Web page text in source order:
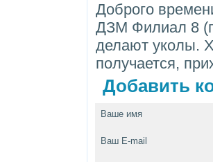
Доброго
ДЗМ Филиал 8
делают уколы.
получается,
Добавить
Ваше имя
Ваш E-mail